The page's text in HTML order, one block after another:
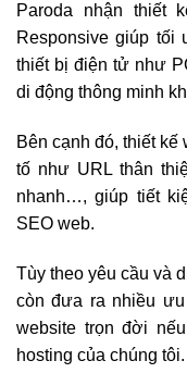
Paroda nhận thiết
Responsive giúp tối
thiết bị điện tử như
di động thông minh
Bên cạnh đó, thiết
tố như URL thân
nhanh…, giúp tiết
SEO web.
Tùy theo yêu cầu và
còn đưa ra nhiều
website trọn đời
hosting của chúng tôi.